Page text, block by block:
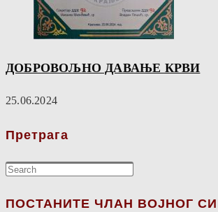
ДОБРОВОЉНО ДАВАЊЕ КРВИ
25.06.2024
Претрага
ПОСТАНИТЕ ЧЛАН ВОЈНОГ